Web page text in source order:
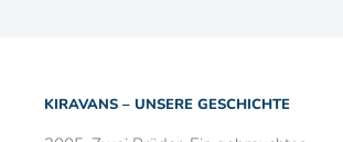
KIRAVANS – UNSERE GESCHICHTE